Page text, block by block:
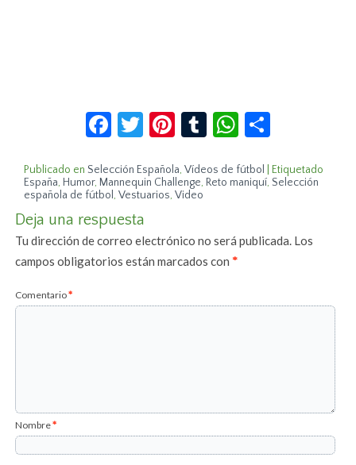
Facebook
Twitter
Pinterest
TumblrWhatsApp
Publicado en Selección Española,Vídeos de fútbol
Etiquetado
España, Humor, Mannequin Challenge, Reto maniquí, Selección
española de fútbol,Vestuarios,Video
Deja una respuesta
Tu dirección de correo electrónico no será publicada. Los
campos obligatorios están marcados con*
Comentario*
Nombre*